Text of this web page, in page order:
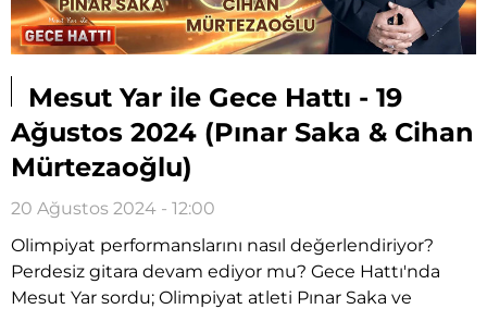
Mesut Yar ile Gece Hattı - 19
Ağustos 2024 (Pınar Saka & Cihan
Mürtezaoğlu)
20 Ağustos 2024 - 12:00
Olimpiyat performanslarını nasıl değerlendiriyor?
Perdesiz gitara devam ediyor mu? Gece Hattı'nda
Mesut Yar sordu; Olimpiyat atleti Pınar Saka ve